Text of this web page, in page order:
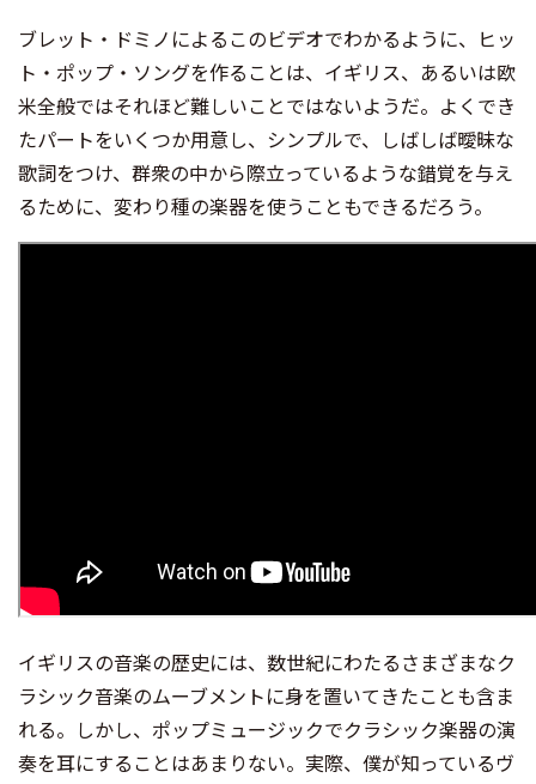
ブレット・ドミノによるこのビデオでわかるように、ヒッ
ト・ポップ・ソングを作ることは、イギリス、あるいは欧
米全般ではそれほど難しいことではないようだ。よくでき
たパートをいくつか用意し、シンプルで、しばしば曖昧な
歌詞をつけ、群衆の中から際立っているような錯覚を与え
るために、変わり種の楽器を使うこともできるだろう。
イギリスの音楽の歴史には、数世紀にわたるさまざまなク
ラシック音楽のムーブメントに身を置いてきたことも含ま
れる。しかし、ポップミュージックでクラシック楽器の演
奏を耳にすることはあまりない。実際、僕が知っているヴ